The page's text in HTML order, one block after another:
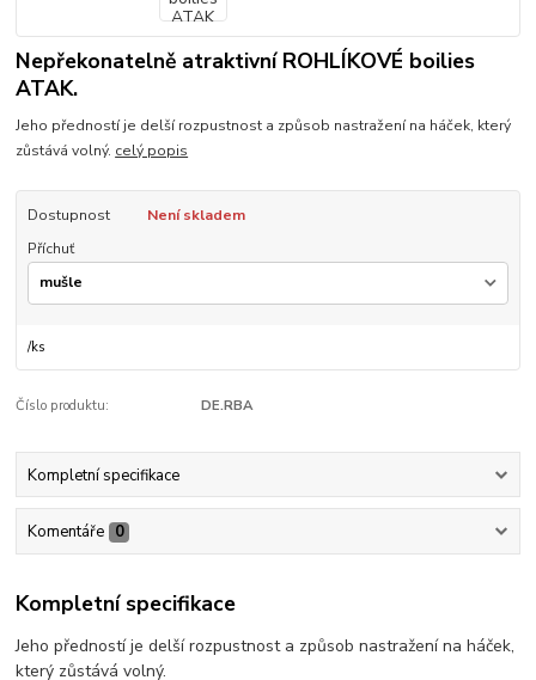
Nepřekonatelně atraktivní ROHLÍKOVÉ boilies
ATAK.
Jeho předností je delší rozpustnost a způsob nastražení na háček, který
zůstává volný. celý popis
Dostupnost
Není skladem
Příchuť
/ks
Číslo produktu: DE.RBA
Kompletní specifikace
Komentáře 0
Kompletní specifikace
Jeho předností je delší rozpustnost a způsob nastražení na háček,
který zůstává volný.